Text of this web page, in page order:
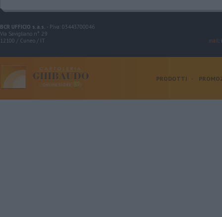
BCR UFFICIO s.a.s. - P.iva: 03443700046
Via Savigliano n° 29
12100 / Cuneo / IT
mail:
PRODOTTI -